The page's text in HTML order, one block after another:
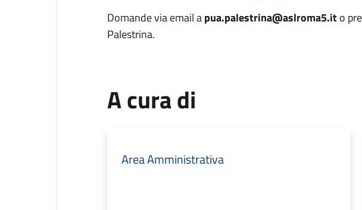
Domande via email apua.palestrina@aslroma5.ito
Palestrina.
A cura di
Area Amministrativa